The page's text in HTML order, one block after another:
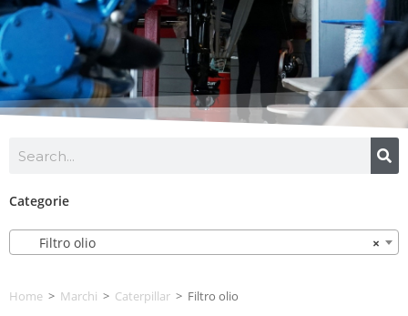
Categorie
×
Filtro olio
Home > Marchi > Caterpillar > Filtro olio